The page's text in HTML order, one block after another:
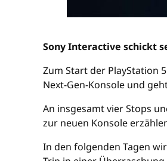
Sony Interactive schickt
Zum Start der PlayStation
Next-Gen-Konsole und
An insgesamt vier Stops
zur neuen Konsole
In den folgenden Tagen